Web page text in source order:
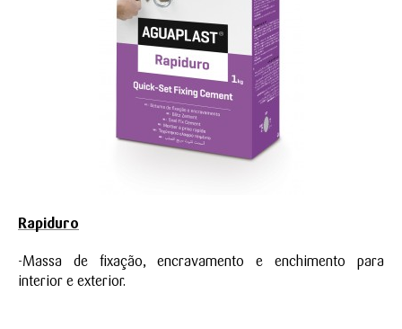
Rapiduro
-Massa de fixação, encravamento e enchimento para
interior e exterior.